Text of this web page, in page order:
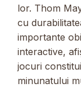
lor. Thom
cu
importante
interactive,
jocuri
minunatului